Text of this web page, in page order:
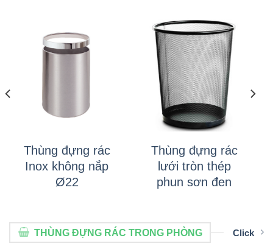
Thùng đựng rác
Inox không nắp
Ø22
Thùng đựng rác
lưới tròn thép
phun sơn đen
THÙNG ĐỰNG RÁC TRONG PHÒNG Click